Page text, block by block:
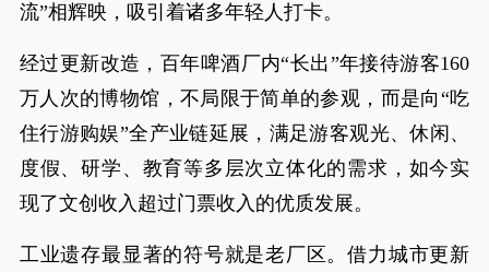
流”相辉映，吸引着诸多年轻人打卡。
经过更新改造，百年啤酒厂内“长出”年接待游客160
万人次的博物馆，不局限于简单的参观，而是向“吃
住行游购娱”全产业链延展，满足游客观光、休闲、
度假、研学、教育等多层次立体化的需求，如今实
现了文创收入超过门票收入的优质发展。
工业遗存最显著的符号就是老厂区。借力城市更新